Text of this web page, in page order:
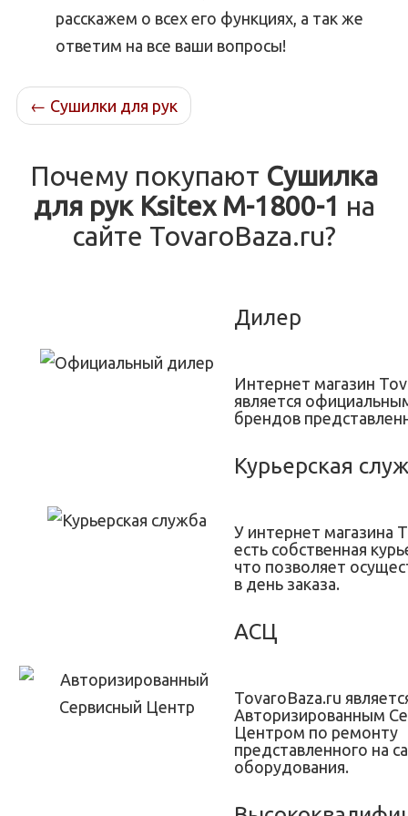
расскажем о всех его функциях, а так же
ответим на все ваши вопросы!
← Сушилки для рук
Почему покупают Сушилка
для рук Ksitex M-1800-1 на
сайте TovaroBaza.ru?
Дилер
Интернет магазин
является
брендов
Курьерская
У интернет магазина
есть собственная
что позволяет
в день заказа.
АСЦ
TovaroBaza.ru
Авторизированным
Центром по ремонту
представленного на
оборудования.